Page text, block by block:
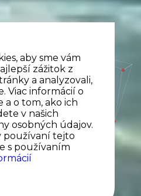
aby sme vám
zážitok z
a analyzovali,
Viac informácií o
a o tom, ako ich
v našich
osobných údajov.
používaní tejto
s používaním